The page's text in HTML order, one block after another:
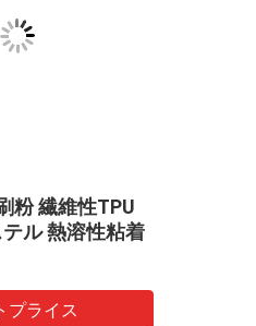
粉 繊維性TPU
ル 熱溶性粘着
プライス